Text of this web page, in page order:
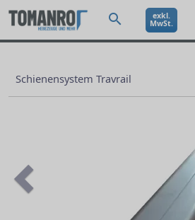
exkl.
MwSt.
Schienensystem Travrail